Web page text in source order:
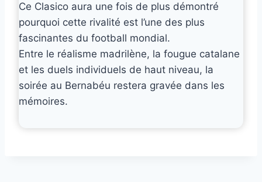
Ce Clasico aura une fois de plus démontré
pourquoi cette rivalité est l’une des plus
fascinantes du football mondial.
Entre le réalisme madrilène, la fougue catalane
et les duels individuels de haut niveau, la
soirée au Bernabéu restera gravée dans les
mémoires.